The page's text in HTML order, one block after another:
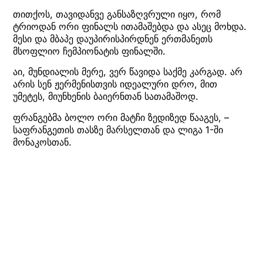
თითქოს, თავიდანვე განსაზღვრული იყო, რომ
ტრიოდან ორი ფინალს ითამაშებდა და ასეც მოხდა.
მესი და მბაპე დაუპირისპირდნენ ერთმანეთს
მსოფლიო ჩემპიონატის ფინალში.
აი, მუნდიალის მერე, ვერ წავიდა საქმე კარგად. არ
არის სენ ჟერმენისთვის იდეალური დრო, მით
უმეტეს, მიუნხენის ბაიერნთან სათამაშოდ.
ფრანგებმა ბოლო ორი მატჩი ზედიზედ წააგეს, –
საფრანგეთის თასზე მარსელთან და ლიგა 1-ში
მონაკოსთან.